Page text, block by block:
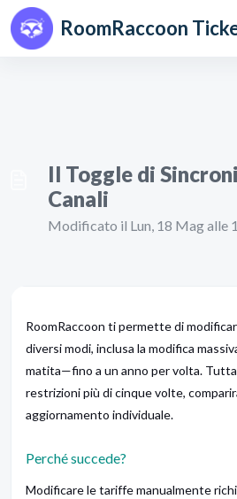
Salta al contenuto principale
Il Toggle di
Canali
Modificato il Lun, 18 Mag alle
RoomRaccoon ti permette di
diversi modi, inclusa la modifica
matita—fino a un anno per volta.
restrizioni più di cinque volte,
aggiornamento individuale.
Perché succede?
Modificare le tariffe manualmente